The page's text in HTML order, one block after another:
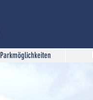
Parkmöglichkeiten